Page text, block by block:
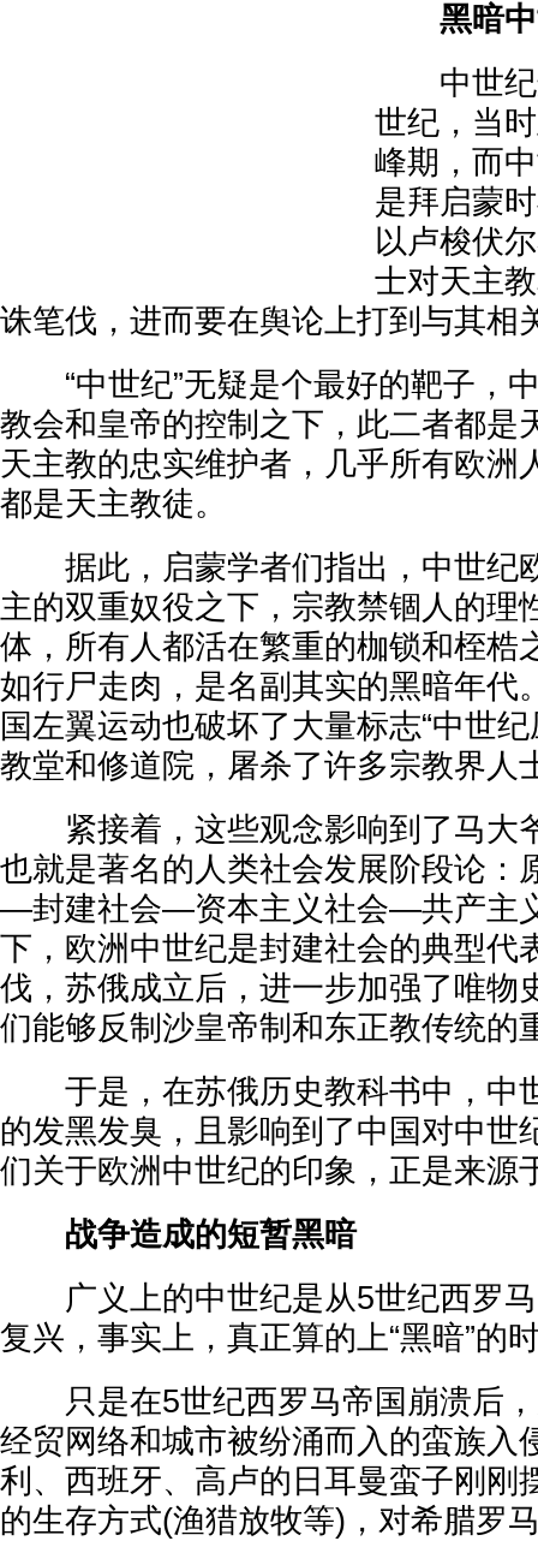
黑暗
中世纪
世纪，当
峰期，而
是拜启蒙
以卢梭伏
士对天主
诛笔伐，进而要在舆论上打到与其相
“中世纪”无疑是个最好的靶子，
教会和皇帝的控制之下，此二者都是
天主教的忠实维护者，几乎所有欧洲
都是天主教徒。
据此，启蒙学者们指出，中世纪
主的双重奴役之下，宗教禁锢人的理
体，所有人都活在繁重的枷锁和桎梏
如行尸走肉，是名副其实的黑暗年代
国左翼运动也破坏了大量标志“中世
教堂和修道院，屠杀了许多宗教界人
紧接着，这些观念影响到了马大
也就是著名的人类社会发展阶段论
—封建社会—资本主义社会—共产主
下，欧洲中世纪是封建社会的典型代
伐，苏俄成立后，进一步加强了唯物
们能够反制沙皇帝制和东正教传统的
于是，在苏俄历史教科书中，中
的发黑发臭，且影响到了中国对中世
们关于欧洲中世纪的印象，正是来源
战争造成的短暂黑暗
广义上的中世纪是从5世纪西罗马
复兴，事实上，真正算的上“黑暗”的
只是在5世纪西罗马帝国崩溃后，
经贸网络和城市被纷涌而入的蛮族入
利、西班牙、高卢的日耳曼蛮子刚刚
的生存方式(渔猎放牧等)，对希腊罗